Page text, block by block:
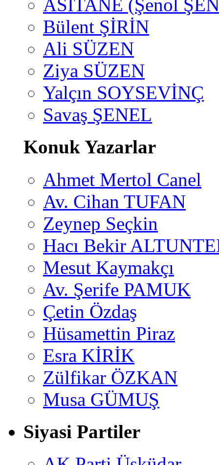
ASİTANE (Şenol
Bülent ŞİRİN
Ali SÜZEN
Ziya SÜZEN
Yalçın SOYSEVİNÇ
Savaş ŞENEL
Konuk Yazarlar
Ahmet Mertol Canel
Av. Cihan TUFAN
Zeynep Seçkin
Hacı Bekir
Mesut Kaymakçı
Av. Şerife PAMUK
Çetin Özdaş
Hüsamettin Piraz
Esra KİRİK
Zülfikar ÖZKAN
Musa GÜMUŞ
Siyasi Partiler